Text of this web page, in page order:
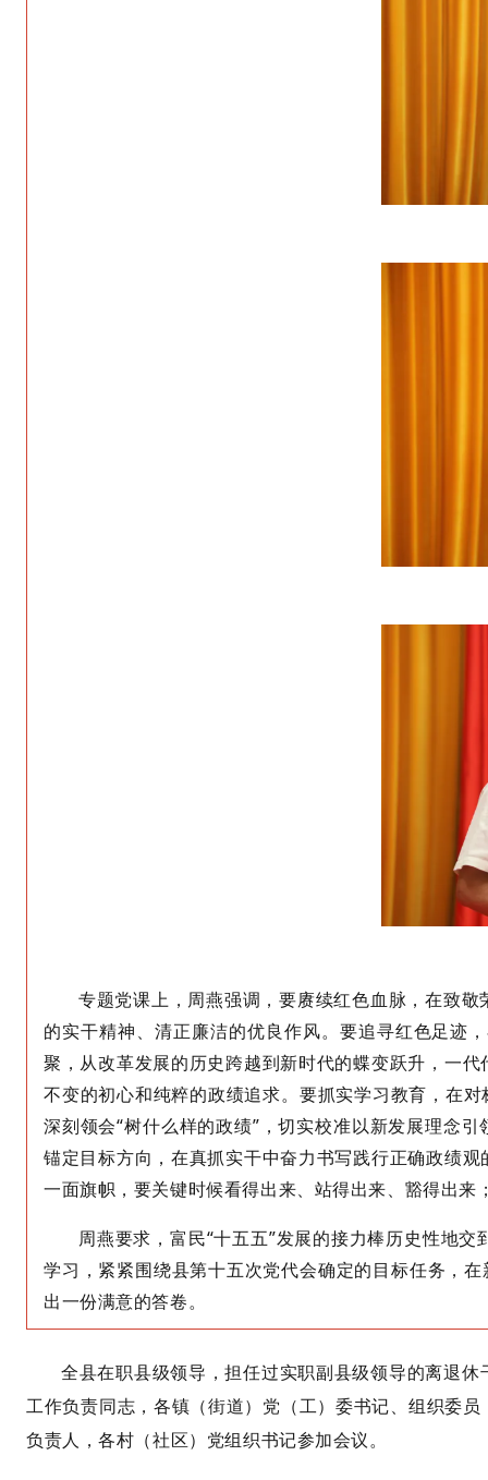
专题党课上，周燕强调，要赓续红色血脉，在致
的实干精神、清正廉洁的优良作风。要追寻红色足迹
聚，从改革发展的历史跨越到新时代的蝶变跃升，一
不变的初心和纯粹的政绩追求。要抓实学习教育，在
深刻领会“树什么样的政绩” ，切实校准以新发展理念
锚定目标方向，在真抓实干中奋力书写践行正确政绩观
一面旗帜，要关键时候看得出来、站得出来、豁得出来
周燕要求 ，富民“十五五”发展的接力棒历史性地交
学习， 紧紧围绕县第十五次党代会确定的目标任务，在
出一份满意的答卷。
全县在职县级领导，担任过实职副县级领导的离退
工作负责同志，各镇（街道）党（工）委书记、组织委员
负责人，各村（社区） 党组织书记参加会议。